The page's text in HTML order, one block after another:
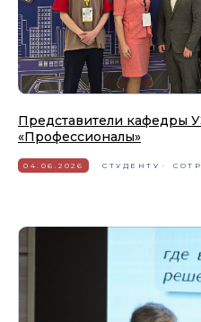
Представители кафедры
«Профессионалы»
04.06.2026 СТУДЕНТУ